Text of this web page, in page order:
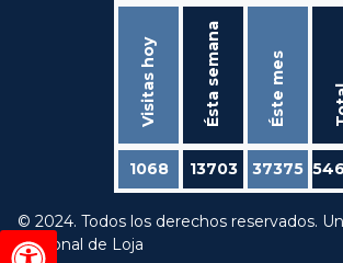
Visitas hoy Ésta semana Éste mes
1068 13703 37375
© 2024. Todos los derechos reservados.
Nacional de Loja